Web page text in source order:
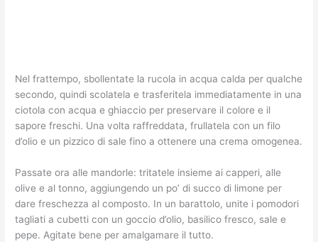
Nel frattempo, sbollentate la rucola in acqua calda per qualche
secondo, quindi scolatela e trasferitela immediatamente in una
ciotola con acqua e ghiaccio per preservare il colore e il
sapore freschi. Una volta raffreddata, frullatela con un filo
d’olio e un pizzico di sale fino a ottenere una crema omogenea.
Passate ora alle mandorle: tritatele insieme ai capperi, alle
olive e al tonno, aggiungendo un po’ di succo di limone per
dare freschezza al composto. In un barattolo, unite i pomodori
tagliati a cubetti con un goccio d’olio, basilico fresco, sale e
pepe. Agitate bene per amalgamare il tutto.